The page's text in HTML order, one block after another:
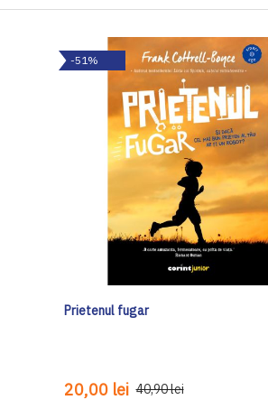
-51%
Prietenul fugar
20,00 lei 40,90 lei